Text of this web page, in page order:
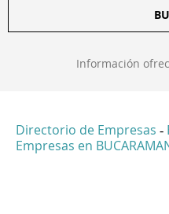
Información
Directorio de Empresas -
Empresas en